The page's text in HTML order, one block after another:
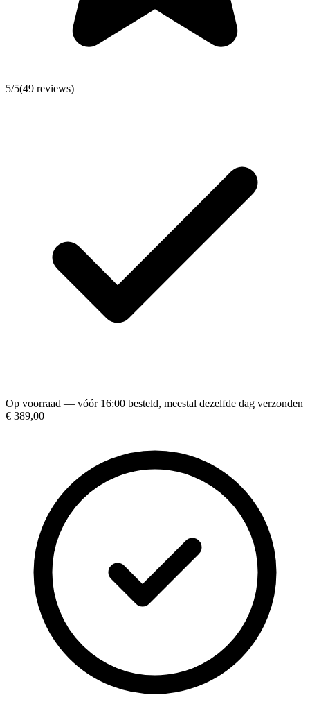
5/5(49 reviews)
Op voorraad — vóór 16:00 besteld, meestal dezelfde dag verzonden
€ 389,00